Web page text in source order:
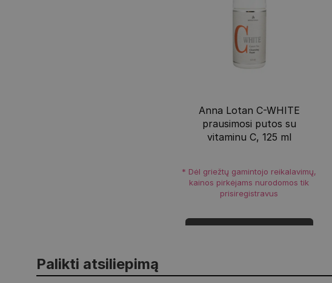
Anna Lotan C-WHITE
prausimosi putos su
vitaminu C, 125 ml
* Dėl griežtų gamintojo reikalavimų,
kainos pirkėjams nurodomos tik
prisiregistravus
Palikti atsiliepimą